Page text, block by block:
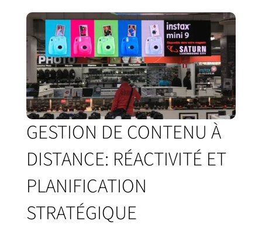
GESTION DE CONTENU À
DISTANCE: RÉACTIVITÉ ET
PLANIFICATION
STRATÉGIQUE